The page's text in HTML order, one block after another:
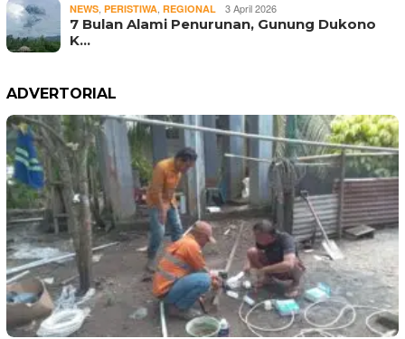
NEWS, PERISTIWA, REGIONAL 3 April 2026
7 Bulan Alami Penurunan, Gunung Dukono
K…
ADVERTORIAL